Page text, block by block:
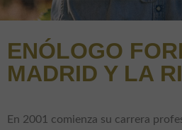
ENÓLOGO
MADRID Y LA
En 2001 comienza su carrera